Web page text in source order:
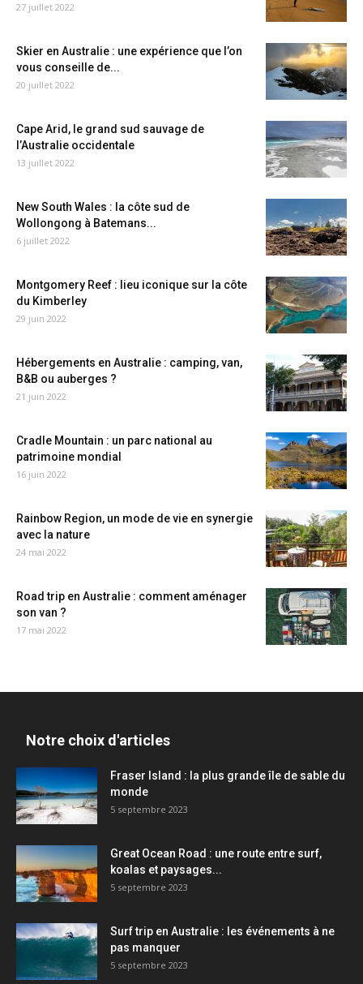
27 juillet 2022
Skier en Australie : une expérience que l’on
vous conseille de...
20 juillet 2022
Cape Arid, le grand sud sauvage de
l’Australie occidentale
13 juillet 2022
New South Wales : la côte sud de
Wollongong à Batemans...
6 juillet 2022
Montgomery Reef : lieu iconique sur la côte
du Kimberley
29 juin 2022
Hébergements en Australie : camping, van,
B&B ou auberges ?
21 juin 2022
Cradle Mountain : un parc national au
patrimoine mondial
16 juin 2022
Rainbow Region, un mode de vie en synergie
avec la nature
24 mai 2022
Road trip en Australie : comment aménager
son van ?
17 mai 2022
Notre choix d'articles
Fraser Island : la plus grande île de sable du
monde
5 septembre 2023
Great Ocean Road : une route entre surf,
koalas et paysages...
5 septembre 2023
Surf trip en Australie : les événements à ne
pas manquer
5 septembre 2023